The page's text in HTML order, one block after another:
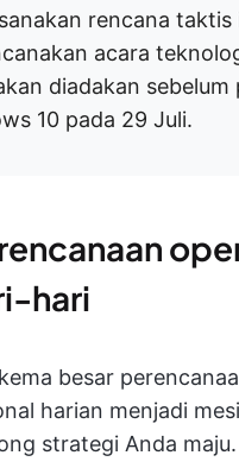
rencana taktis
acara
diadakan sebelum
10 pada 29 Juli.
hari
besar
harian menjadi
strategi Anda maju.